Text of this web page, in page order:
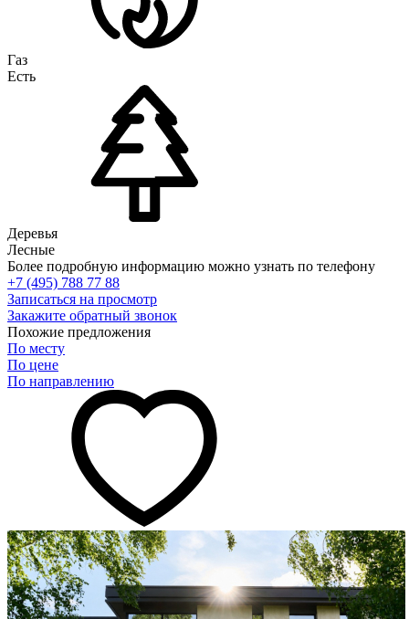
Газ
Есть
Деревья
Лесные
Более подробную информацию можно узнать по телефону
+7 (495) 788 77 88
Записаться на просмотр
Закажите обратный звонок
Похожие предложения
По месту
По цене
По направлению